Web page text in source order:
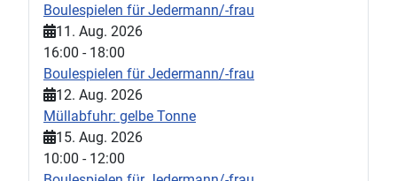
Boulespielen für Jedermann/-frau
11. Aug. 2026
16:00 - 18:00
Boulespielen für Jedermann/-frau
12. Aug. 2026
Müllabfuhr: gelbe Tonne
15. Aug. 2026
10:00 - 12:00